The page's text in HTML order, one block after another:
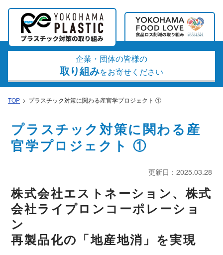
企業・団体の皆様の
取り組みをお寄せください
TOP プラスチック対策に関わる産官学プロジェクト ①
プラスチック対策に関わる産
官学プロジェクト ①
更新日：2025.03.28
株式会社エストネーション、株式
会社ライプロンコーポレーショ
ン
再製品化の「地産地消」を実現